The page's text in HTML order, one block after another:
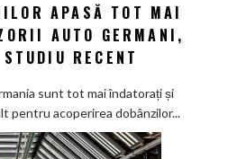
Povara
datoriilor
mai
greu
furnizorii
APASĂ TOT MAI
AUTO GERMANI,
RECENT
sunt tot mai îndatorați și
pentru acoperirea dobânzilor...